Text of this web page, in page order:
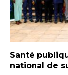
Santé
national de